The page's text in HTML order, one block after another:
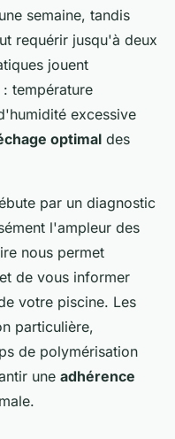
semaine, tandis
requérir jusqu'à deux
jouent
température
excessive
optimal des
par un diagnostic
l'ampleur des
nous permet
de vous informer
votre piscine. Les
particulière,
de polymérisation
une adhérence